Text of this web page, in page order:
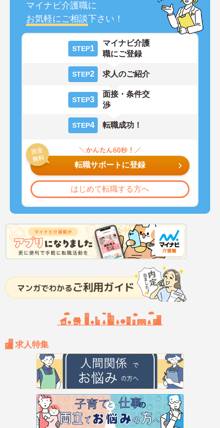
マイナビ介護職に
お気軽にご相談下さい！
STEP1
マイナビ介護
職にご登録
STEP2 求人のご紹介
STEP3
面接・条件交
渉
STEP4 転職成功！
転職サポートに登録
はじめて転職する方へ
求人特集